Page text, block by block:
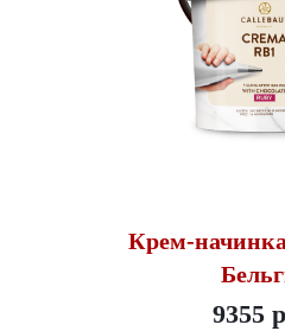
Крем-
9355